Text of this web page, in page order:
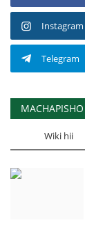
Instagram
Telegram
Wiki hii